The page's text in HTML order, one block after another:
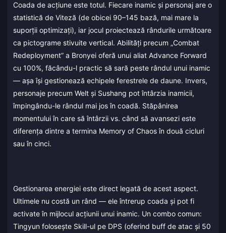
Coada de acțiune este totul. Fiecare inamic și personaj are o
statistică de Viteză (de obicei 90–145 bază, mai mare la
suporții optimizați), iar jocul proiectează rândurile următoare
ca pictograme stivuite vertical. Abilități precum „Combat
Redeployment” a Bronyei oferă unui aliat Advance Forward
cu 100%, făcându-l practic să sară peste rândul unui inamic
— așa își gestionează echipele ferestrele de daune. Invers,
personaje precum Welt și Sushang pot întârzia inamicii,
împingându-le rândul mai jos în coadă. Stăpânirea
momentului în care să întârzii vs. când să avansezi este
diferența dintre a termina Memory of Chaos în două cicluri
sau în cinci.
Gestionarea energiei este direct legată de acest aspect.
Ultimele nu costă un rând — ele întrerup coada și pot fi
activate în mijlocul acțiunii unui inamic. Un combo comun:
Tingyun folosește Skill-ul pe DPS (oferind buff de atac și 50